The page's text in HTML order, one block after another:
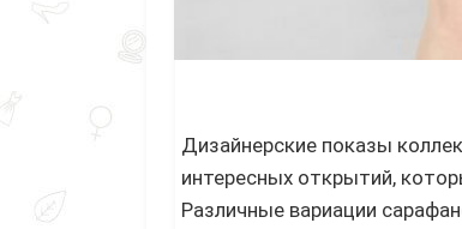
Дизайнерские показы
интересных открытий,
Различные вариации